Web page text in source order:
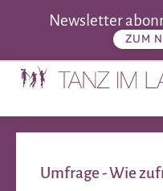
Newsletter
ZUM
Umfrage - Wie